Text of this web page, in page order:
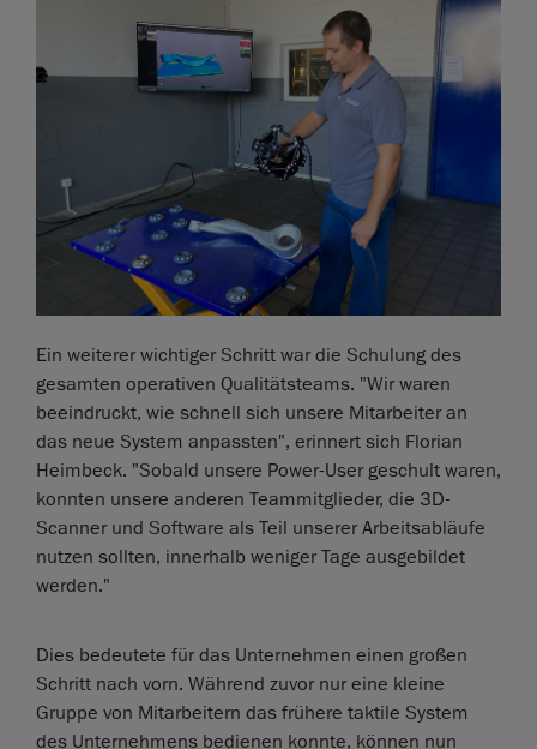
Ein weiterer wichtiger Schritt war die Schulung des
gesamten operativen Qualitätsteams. "Wir waren
beeindruckt, wie schnell sich unsere Mitarbeiter an
das neue System anpassten", erinnert sich Florian
Heimbeck. "Sobald unsere Power-User geschult waren,
konnten unsere anderen Teammitglieder, die 3D-
Scanner und Software als Teil unserer Arbeitsabläufe
nutzen sollten, innerhalb weniger Tage ausgebildet
werden."
Dies bedeutete für das Unternehmen einen großen
Schritt nach vorn. Während zuvor nur eine kleine
Gruppe von Mitarbeitern das frühere taktile System
des Unternehmens bedienen konnte, können nun